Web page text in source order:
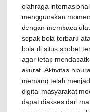
olahraga
menggunakan
dengan membaca
sepak bola terbaru
bola di situs sbobet
agar tetap
akurat. Aktivitas
memang telah
digital masyarakat
dapat diakses dari